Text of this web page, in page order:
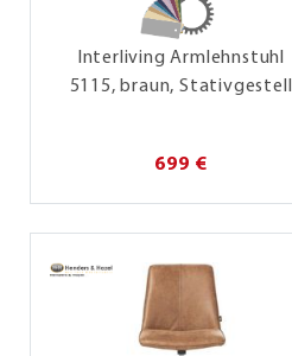
Interliving Armlehnstuhl
5115, braun, Stativgestell
699 €